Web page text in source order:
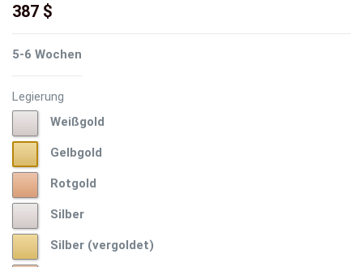
387 $
5-6 Wochen
Legierung
WeißgoldWeißgold
GelbgoldGelbgold
RotgoldRotgold
Silber
(vergoldet)
Silber (vergoldet)